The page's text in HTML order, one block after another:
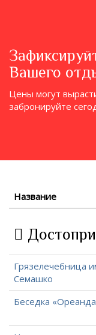
Вашего
Цены могут
забронируйте
Название
Грязелечебница
Семашко
Беседка